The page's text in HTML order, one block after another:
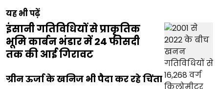
यह भी पढ़ें
इंसानी गतिविधियों से प्राकृतिक
भूमि कार्बन भंडार में 24 फीसदी
तक की आई गिरावट
ग्रीन ऊर्जा के खनिज भी पैदा कर रहे चिंता